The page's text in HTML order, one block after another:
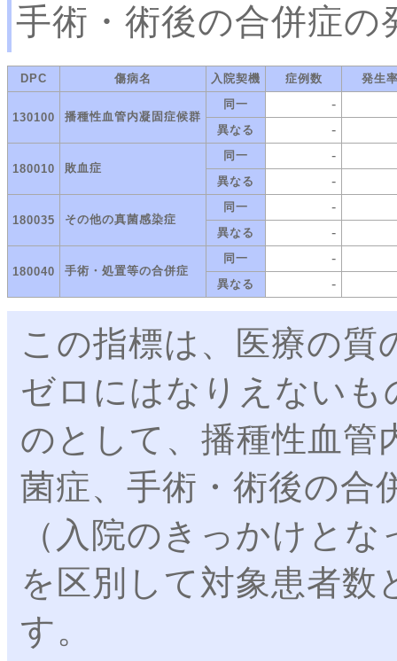
手術・術後の合併症の
DPC 傷病名 入院契機 症例数 発生
130100 播種性血管内凝固症候群
同一 -
異なる -
180010 敗血症
同一 -
異なる -
180035 その他の真菌感染症
同一 -
異なる -
180040 手術・処置等の合併症
同一 -
異なる -
この指標は、医療の質
ゼロにはなりえない
のとして、播種性血管
菌症、手術・術後の合
（入院のきっかけと
を区別して対象患者数
す。